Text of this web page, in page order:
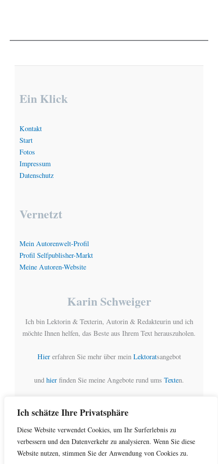
Ich schätze Ihre Privatsphäre
Diese Website verwendet Cookies, um Ihr Surferlebnis zu
verbessern und den Datenverkehr zu analysieren. Wenn Sie diese
Website nutzen, stimmen Sie der Anwendung von Cookies zu.
Ein Klick
Kontakt
Start
Fotos
Impressum
Datenschutz
Vernetzt
Mein Autorenwelt-Profil
Profil Selfpublisher-Markt
Meine Autoren-Website
Karin Schweiger
Ich bin Lektorin & Texterin, Autorin & Redakteurin und ich
möchte Ihnen helfen, das Beste aus Ihrem Text herauszuholen.
Hiererfahren Sie mehr über mein Lektoratsangebot
und hier finden Sie meine Angebote rund ums Texten.
Copyright © 2026 ROSSQUELLE | Präsentiert vonAstra-
WordPress-Theme